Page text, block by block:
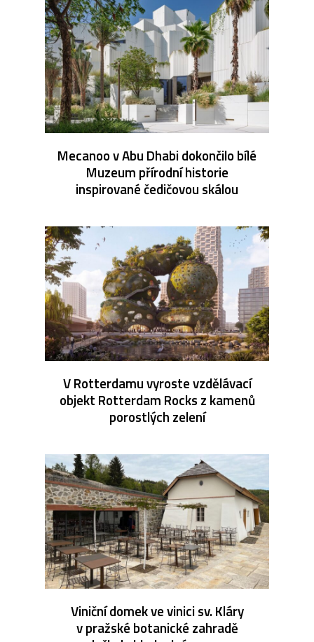
Mecanoo v Abu Dhabi dokončilo bílé
Muzeum přírodní historie
inspirované čedičovou skálou
V Rotterdamu vyroste vzdělávací
objekt Rotterdam Rocks z kamenů
porostlých zelení
Viniční domek ve vinici sv. Kláry
v pražské botanické zahradě